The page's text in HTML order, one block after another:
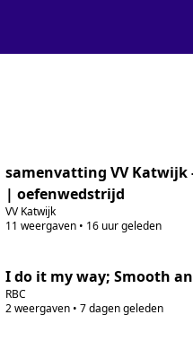
samenvatting VV Katwijk
| oefenwedstrijd
VV Katwijk
11 weergaven • 16 uur geleden
I do it my way; Smooth
RBC
2weergaven • 7 dagen geleden